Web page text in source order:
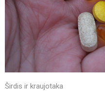
Širdis ir kraujotaka